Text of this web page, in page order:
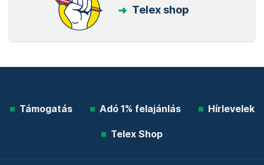
Telex shop
Támogatás Adó 1% felajánlás Hírlevelek
Telex Shop